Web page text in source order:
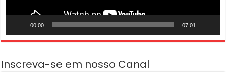
00:00 07:01
Inscreva-se em nosso Canal